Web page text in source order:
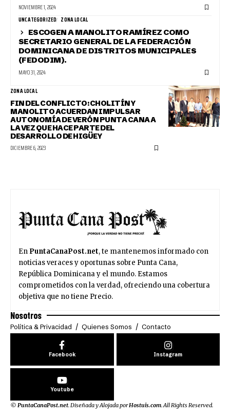
NOVIEMBRE 1, 2024
UNCATEGORIZED ZONA LOCAL
ESCOGEN A MANOLITO RAMÍREZ COMO
SECRETARIO GENERAL DE LA FEDERACIÓN
DOMINICANA DE DISTRITOS MUNICIPALES
(FEDODIM).
MAYO 31, 2024
ZONA LOCAL
FIN DEL CONFLICTO: CHOLITÍN Y
MANOLITO ACUERDAN IMPULSAR
AUTONOMÍA DE VERÓN PUNTA CANA A
LA VEZ QUE HACE PARTE DEL
DESARROLLO DE HIGÜEY
DICIEMBRE 6, 2023
En PuntaCanaPost.net, te mantenemos informado con
noticias veraces y oportunas sobre Punta Cana,
República Dominicana y el mundo. Estamos
comprometidos con la verdad, ofreciendo una cobertura
objetiva que no tiene Precio.
Nosotros
Política & Privacidad Quienes Somos Contacto
Facebook Instagram
Youtube
© PuntaCanaPost.net. Diseñada y Alojada porHostuis.com. All Rights Reserved.